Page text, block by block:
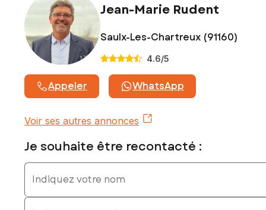
Jean-Marie Rudent
Saulx-Les-Chartreux (91160)
4.6/5
Appeler WhatsApp
Voir ses autres annonces
Je souhaite être recontacté :
Indiquez votre nom
Indiquez votre prénom